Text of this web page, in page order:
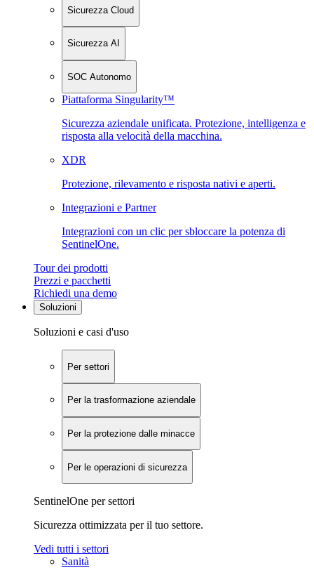
Sicurezza Cloud
Sicurezza AI
SOC Autonomo
Piattaforma Singularity™
Sicurezza aziendale unificata. Protezione, intelligenza e
risposta alla velocità della macchina.
XDR
Protezione, rilevamento e risposta nativi e aperti.
Integrazioni e Partner
Integrazioni con un clic per sbloccare la potenza di
SentinelOne.
Tour dei prodotti
Prezzi e pacchetti
Richiedi una demo
Soluzioni
Soluzioni e casi d'uso
Per settori
Per la trasformazione aziendale
Per la protezione dalle minacce
Per le operazioni di sicurezza
SentinelOne per settori
Sicurezza ottimizzata per il tuo settore.
Vedi tutti i settori
Sanità